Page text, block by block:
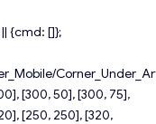
{cmd: []};
[300, 50], [300, 75],
[250, 250], [320,